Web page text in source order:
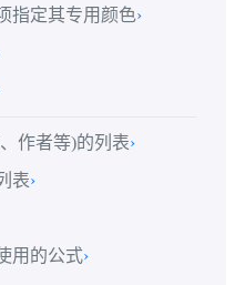
指定其专用颜色›
作者等)的列表›
表›
用的公式›